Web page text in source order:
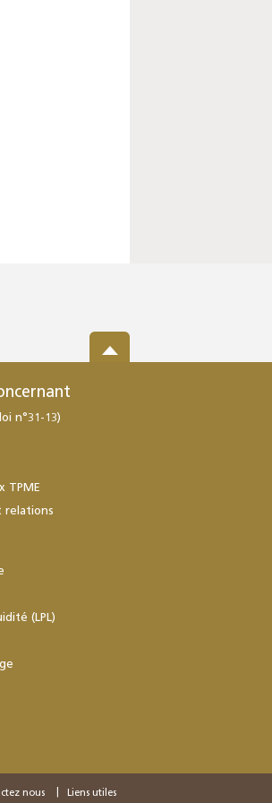
n°31-13)
TPME
relations
(LPL)
nous Liens utiles